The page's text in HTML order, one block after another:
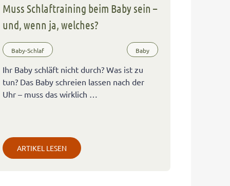
Muss Schlaftraining beim Baby sein –
und, wenn ja, welches?
Baby-Schlaf Baby
Ihr Baby schläft nicht durch? Was ist zu
tun? Das Baby schreien lassen nach der
Uhr – muss das wirklich …
ARTIKEL LESEN